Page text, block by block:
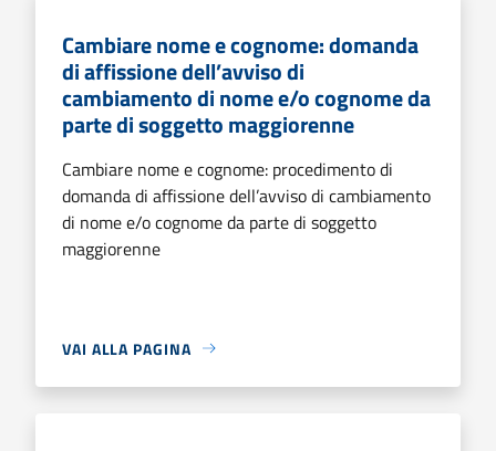
Cambiare nome e cognome: domanda
di affissione dell’avviso di
cambiamento di nome e/o cognome da
parte di soggetto maggiorenne
Cambiare nome e cognome: procedimento di
domanda di affissione dell’avviso di cambiamento
di nome e/o cognome da parte di soggetto
maggiorenne
VAI ALLA PAGINA